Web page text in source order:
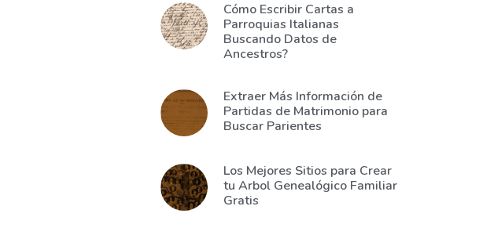
Cómo Escribir Cartas a
Parroquias Italianas
Buscando Datos de
Ancestros?
Extraer Más Información de
Partidas de Matrimonio para
Buscar Parientes
Los Mejores Sitios para Crear
tu Arbol Genealógico Familiar
Gratis